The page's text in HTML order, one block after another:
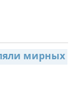
мирных